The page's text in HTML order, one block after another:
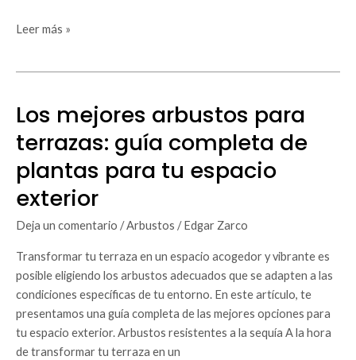
Leer más »
Los mejores arbustos para
terrazas: guía completa de
plantas para tu espacio
exterior
Deja un comentario /Arbustos /Edgar Zarco
Transformar tu terraza en un espacio acogedor y vibrante es
posible eligiendo los arbustos adecuados que se adapten a las
condiciones específicas de tu entorno. En este artículo, te
presentamos una guía completa de las mejores opciones para
tu espacio exterior. Arbustos resistentes a la sequía A la hora
de transformar tu terraza en un
Los
arbustos
para
terrazas:
guía
completa
plantas
para
tu
espacio
exterior